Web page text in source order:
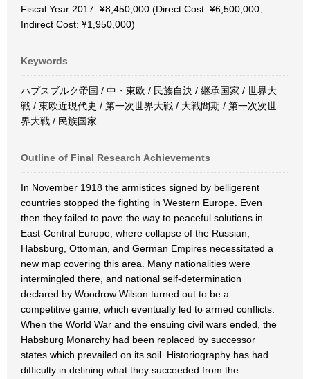
Fiscal Year 2017: ¥8,450,000 (Direct Cost: ¥6,500,000、
Indirect Cost: ¥1,950,000)
Keywords
ハプスブルク帝国 / 中・東欧 / 民族自決 / 継承国家 / 世界大
戦 / 東欧近現代史 / 第一次世界大戦 / 大戦間期 / 第一次次世
界大戦 / 民族国家
Outline of Final Research Achievements
In November 1918 the armistices signed by belligerent
countries stopped the fighting in Western Europe. Even
then they failed to pave the way to peaceful solutions in
East-Central Europe, where collapse of the Russian,
Habsburg, Ottoman, and German Empires necessitated a
new map covering this area. Many nationalities were
intermingled there, and national self-determination
declared by Woodrow Wilson turned out to be a
competitive game, which eventually led to armed conflicts.
When the World War and the ensuing civil wars ended, the
Habsburg Monarchy had been replaced by successor
states which prevailed on its soil. Historiography has had
difficulty in defining what they succeeded from the